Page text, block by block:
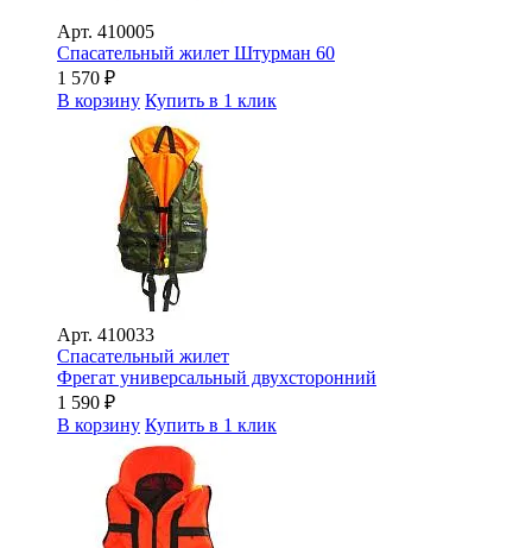
Арт. 410005
Спасательный жилет Штурман 60
1 570 ₽
В корзину Купить в 1 клик
Арт. 410033
Спасательный жилет
Фрегат универсальный двухсторонний
1 590 ₽
В корзину Купить в 1 клик